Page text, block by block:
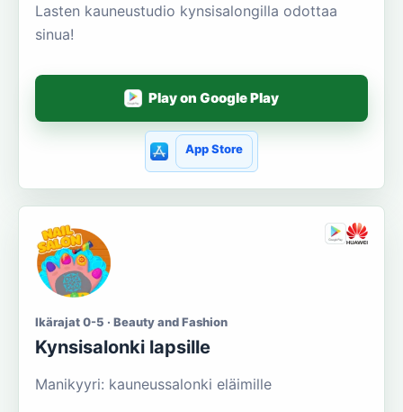
Lasten kauneustudio kynsisalongilla odottaa
sinua!
Play on Google Play
App Store
Ikärajat 0-5 · Beauty and Fashion
Kynsisalonki lapsille
Manikyyri: kauneussalonki eläimille